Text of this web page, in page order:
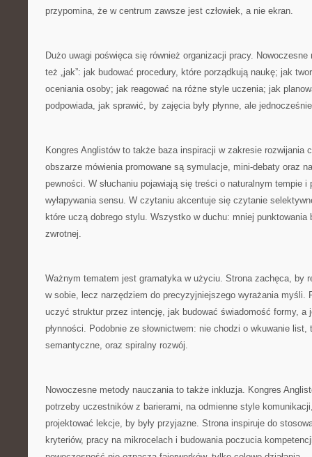
przypomina, że w centrum zawsze jest człowiek, a nie ekran.
Dużo uwagi poświęca się również organizacji pracy. Nowoczesne
też „jak”: jak budować procedury, które porządkują naukę; jak
oceniania osoby; jak reagować na różne style uczenia; jak
podpowiada, jak sprawić, by zajęcia były płynne, ale
Kongres Anglistów to także baza inspiracji w zakresie rozwijania
obszarze mówienia promowane są symulacje, mini-debaty oraz
pewności. W słuchaniu pojawiają się treści o naturalnym tempie i
wyłapywania sensu. W czytaniu akcentuje się czytanie
które uczą dobrego stylu. Wszystko w duchu: mniej punktowania
zwrotnej.
Ważnym tematem jest gramatyka w użyciu. Strona zachęca, by
w sobie, lecz narzędziem do precyzyjniejszego wyrażania myśli.
uczyć struktur przez intencję, jak budować świadomość formy, a
płynności. Podobnie ze słownictwem: nie chodzi o wkuwanie
semantyczne, oraz spiralny rozwój.
Nowoczesne metody nauczania to także inkluzja. Kongres
potrzeby uczestników z barierami, na odmienne style
projektować lekcje, by były przyjazne. Strona inspiruje do
kryteriów, pracy na mikrocelach i budowania poczucia